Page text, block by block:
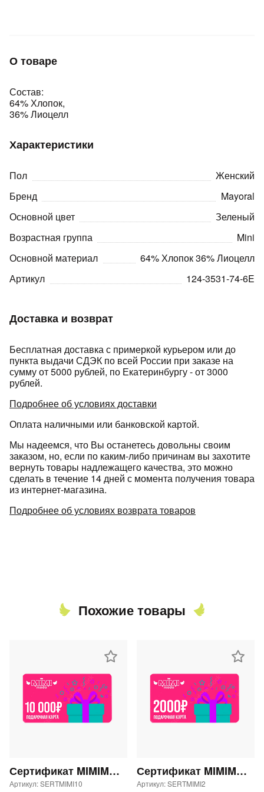
Доставка и возврат
Бесплатная доставка с примеркой курьером или до
пункта выдачи СДЭК по всей России при заказе на
сумму от 5000 рублей, по Екатеринбургу - от 3000
рублей.
Подробнее об условиях доставки
Оплата наличными или банковской картой.
Мы надеемся, что Вы останетесь довольны своим
заказом, но, если по каким-либо причинам вы захотите
вернуть товары надлежащего качества, это можно
сделать в течение 14 дней с момента получения товара
из интернет-магазина.
Подробнее об условиях возврата товаров
О товаре
Состав:
64% Хлопок,
36% Лиоцелл
Характеристики
Пол
Женский
Бренд
Mayoral
Основной цвет
Зеленый
Возрастная группа
Mini
Основной материал
64% Хлопок 36% Лиоцелл
Артикул
124-3531-74-6E
Похожие товары
Сертификат MIMIMODA 10000 р.
Артикул: SERTMIMI10
Сертификат MIMIMODA 2000 р.
Артикул: SERTMIMI2
недели
раз в 2 недели